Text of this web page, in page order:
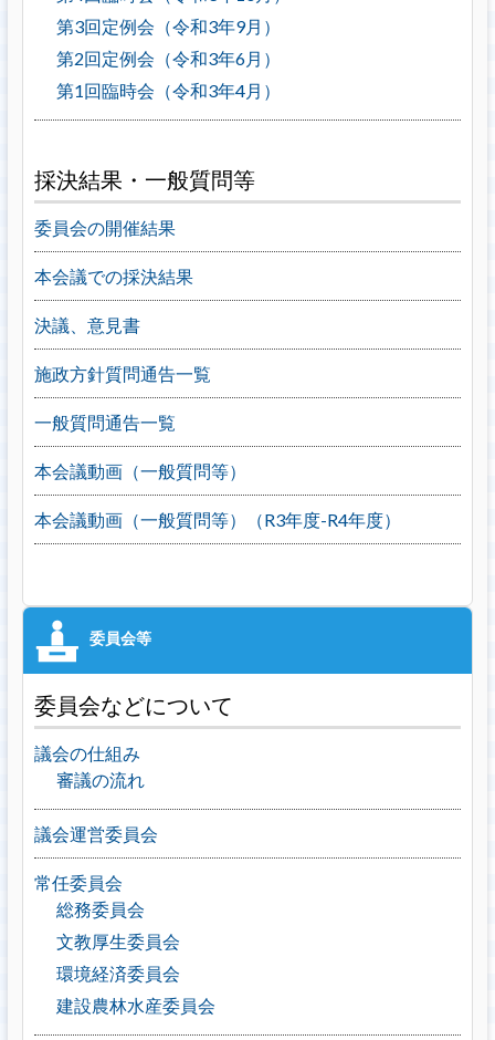
第3回定例会（令和3年9月）
第2回定例会（令和3年6月）
第1回臨時会（令和3年4月）
採決結果・一般質問等
委員会の開催結果
本会議での採決結果
決議、意見書
施政方針質問通告一覧
一般質問通告一覧
本会議動画（一般質問等）
本会議動画（一般質問等）（R3年度-R4年度）
委員会などについて
議会の仕組み
審議の流れ
議会運営委員会
常任委員会
総務委員会
文教厚生委員会
環境経済委員会
建設農林水産委員会